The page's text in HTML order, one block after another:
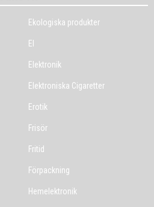
Ekologiska produkter
El
Elektronik
Elektroniska Cigaretter
Erotik
Frisör
Fritid
Förpackning
Hemelektronik